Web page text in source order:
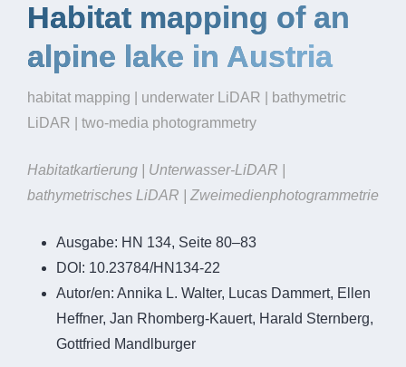
Habitat mapping of an
alpine lake in Austria
habitat mapping | underwater LiDAR | bathymetric
LiDAR | two-media photogrammetry
Habitatkartierung | Unterwasser-LiDAR |
bathymetrisches LiDAR | Zweimedienphotogrammetrie
Ausgabe: HN 134, Seite 80–83
DOI: 10.23784/HN134-22
Autor/en: Annika L. Walter, Lucas Dammert, Ellen
Heffner, Jan Rhomberg-Kauert, Harald Sternberg,
Gottfried Mandlburger